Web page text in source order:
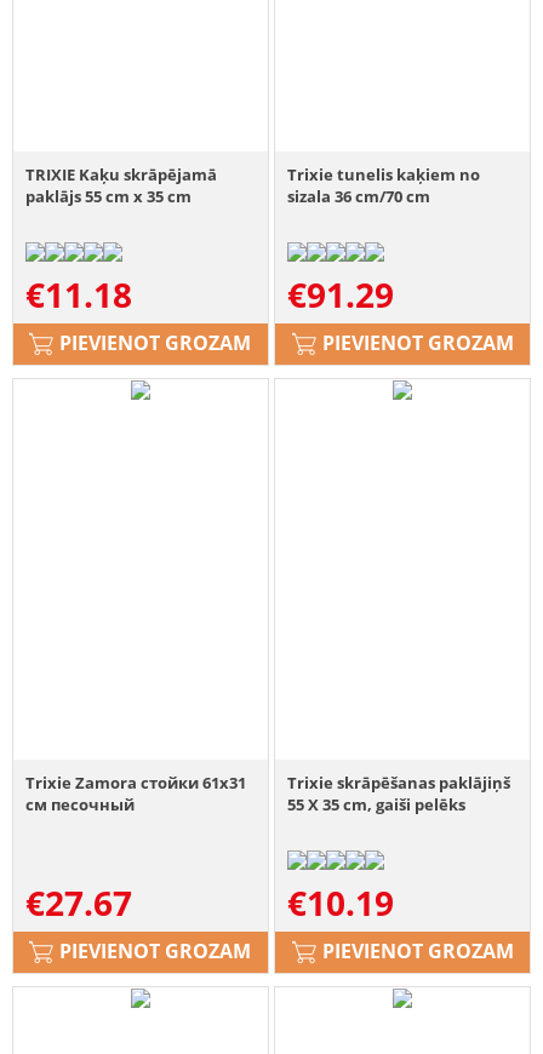
TRIXIE Kaķu skrāpējamā
paklājs 55 cm x 35 cm
€11.18
PIEVIENOT GROZAM
Trixie tunelis kaķiem no
sizala 36 cm/70 cm
€91.29
PIEVIENOT GROZAM
Trixie Zamora стойки 61x31
см песочный
€27.67
PIEVIENOT GROZAM
Trixie skrāpēšanas paklājiņš
55 X 35 cm, gaiši pelēks
€10.19
PIEVIENOT GROZAM